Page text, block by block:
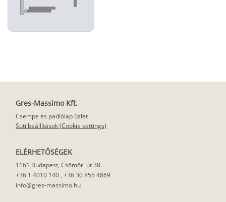
Gres-Massimo Kft.
Csempe és padlólap üzlet
Süti beállítások (Cookie settings)
ELÉRHETŐSÉGEK
1161 Budapest, Csömöri út 38.
+36 1 4010 140, +36 30 855 4869
info@gres-massimo.hu